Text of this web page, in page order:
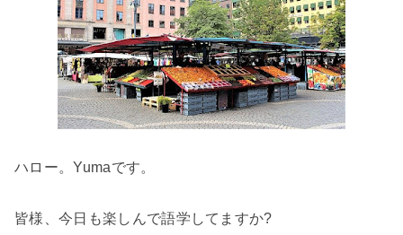
ハ ロー。Yumaです。
皆様、今日も楽しんで語学してますか?